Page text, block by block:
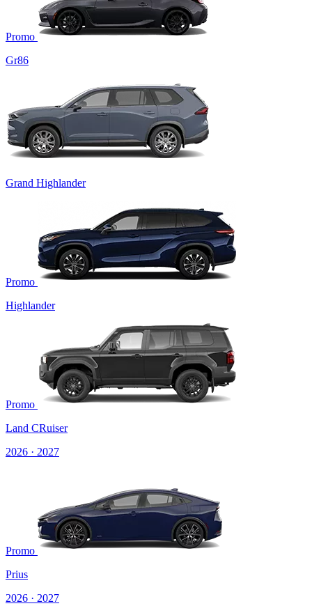
Promo
Gr86
Grand Highlander
Promo
Highlander
Promo
Land CRuiser
2026 · 2027
Promo
Prius
2026 · 2027